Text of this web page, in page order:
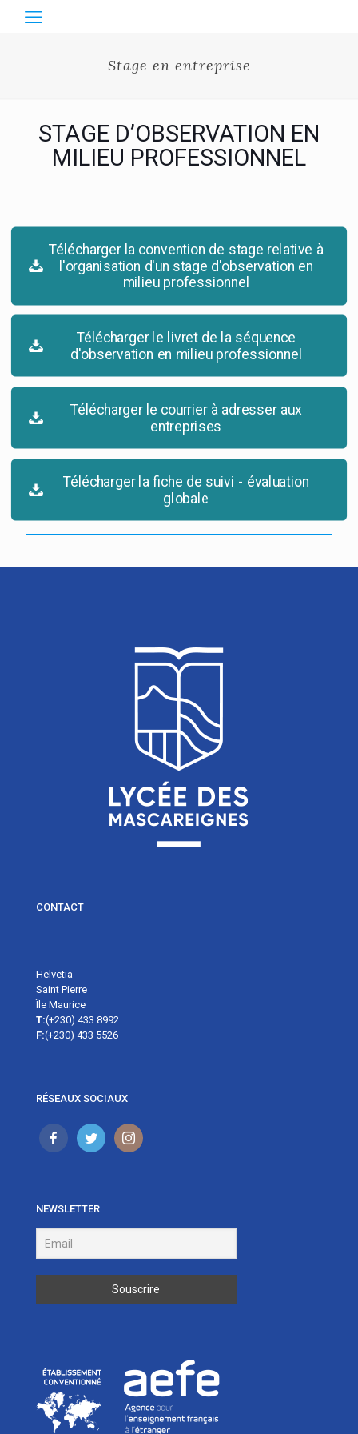
Stage en entreprise
STAGE D’OBSERVATION EN
MILIEU PROFESSIONNEL
Télécharger la convention de stage relative à
l'organisation d'un stage d'observation en
milieu professionnel
Télécharger le livret de la séquence
d'observation en milieu professionnel
Télécharger le courrier à adresser aux
entreprises
Télécharger la fiche de suivi - évaluation
globale
CONTACT
Helvetia
Saint Pierre
Île Maurice
T:(+230) 433 8992
F:(+230) 433 5526
RÉSEAUX SOCIAUX
NEWSLETTER